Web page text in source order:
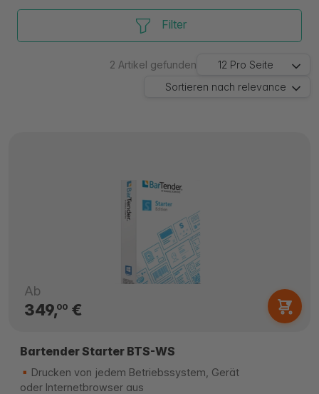
Filter
2 Artikel gefunden 12 Pro Seite
Sortieren nach relevance
Ab
349,00€
Bartender Starter BTS-WS
Drucken von jedem Betriebssystem, Gerät
oder Internetbrowser aus